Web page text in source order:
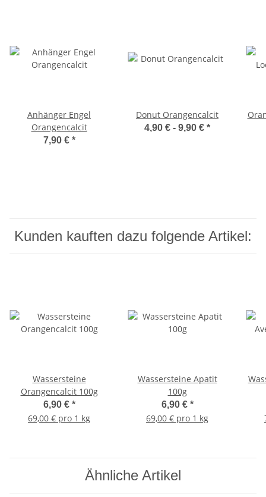
Anhänger Engel
Orangencalcit
7,90 € *
Donut Orangencalcit
4,90 € - 9,90 € *
Kunden kauften dazu folgende Artikel:
Wassersteine
Orangencalcit 100g
6,90 € *
69,00 € pro 1 kg
Wassersteine Apatit
100g
6,90 € *
69,00 € pro 1 kg
Ähnliche Artikel